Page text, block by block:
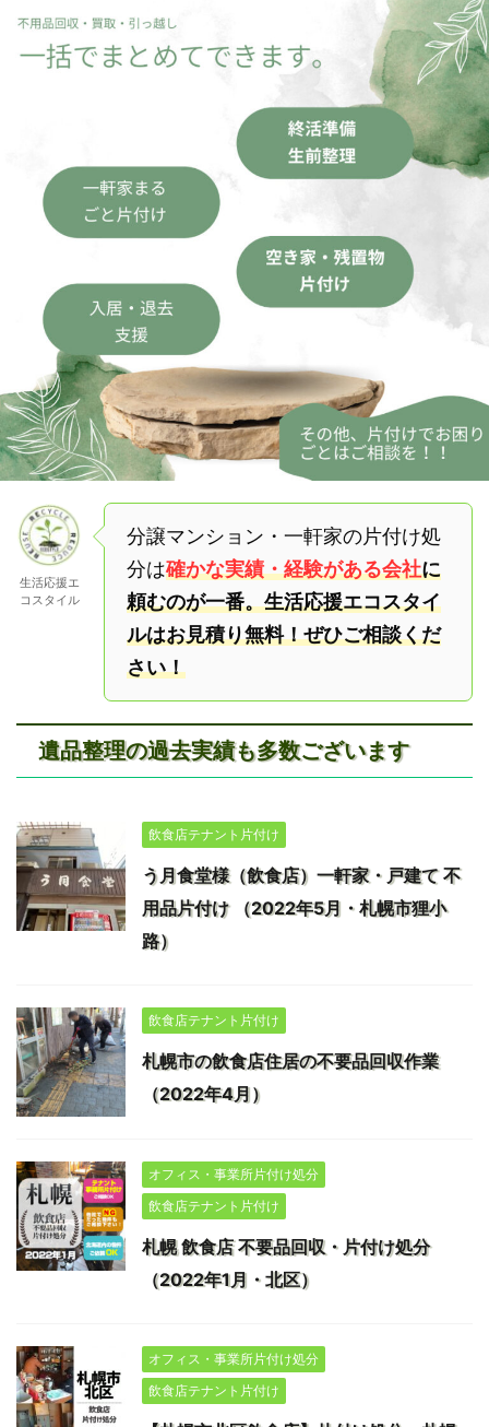
生活応援エ
コスタイル
分譲マンション・一軒家の片付け処
分は確かな実績・経験がある会社に
頼むのが一番。生活応援エコスタイ
ルはお見積り無料！ぜひご相談くだ
さい！
遺品整理の過去実績も多数ございます
飲食店テナント片付け
う月食堂様（飲食店）一軒家・戸建て 不
用品片付け （2022年5月・札幌市狸小
路）
飲食店テナント片付け
札幌市の飲食店住居の不要品回収作業
（2022年4月）
オフィス・事業所片付け処分
飲食店テナント片付け
札幌 飲食店 不要品回収・片付け処分
（2022年1月・北区）
オフィス・事業所片付け処分
飲食店テナント片付け